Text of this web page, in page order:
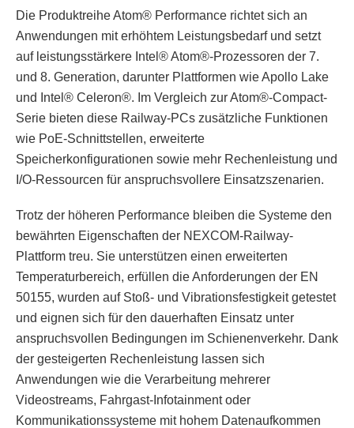
Die Produktreihe Atom® Performance richtet sich an
Anwendungen mit erhöhtem Leistungsbedarf und setzt
auf leistungsstärkere Intel® Atom®-Prozessoren der 7.
und 8. Generation, darunter Plattformen wie Apollo Lake
und Intel® Celeron®. Im Vergleich zur Atom®-Compact-
Serie bieten diese Railway-PCs zusätzliche Funktionen
wie PoE-Schnittstellen, erweiterte
Speicherkonfigurationen sowie mehr Rechenleistung und
I/O-Ressourcen für anspruchsvollere Einsatzszenarien.
Trotz der höheren Performance bleiben die Systeme den
bewährten Eigenschaften der NEXCOM-Railway-
Plattform treu. Sie unterstützen einen erweiterten
Temperaturbereich, erfüllen die Anforderungen der EN
50155, wurden auf Stoß- und Vibrationsfestigkeit getestet
und eignen sich für den dauerhaften Einsatz unter
anspruchsvollen Bedingungen im Schienenverkehr. Dank
der gesteigerten Rechenleistung lassen sich
Anwendungen wie die Verarbeitung mehrerer
Videostreams, Fahrgast-Infotainment oder
Kommunikationssysteme mit hohem Datenaufkommen